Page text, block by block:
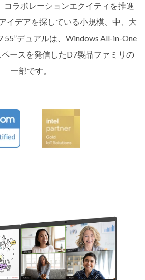
コラボレーションエクイティを推進
イデアを探している小規模、中、大
55”デュアルは、Windows All-in-One
ースを発信したD7製品ファミリの
一部です。